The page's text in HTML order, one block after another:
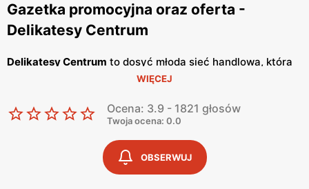
Gazetka promocyjna oraz oferta -
Delikatesy Centrum
Delikatesy Centrum to dosyć młoda sieć handlowa, która
należy do Grupy Eurocash. Posiada ponad 1000 sklepów
nowe. Jej głównym celem jest oferowanie Tobie dobrej
cenach. Placówki handlowe znajdują się bardzo blisko
osiedli mieszkaniowych, tak abyś miał możliwość zrobienia
WIĘCEJ
Ocena: 3.9 - 1821 głosów
Twoja ocena: 0.0
OBSERWUJ